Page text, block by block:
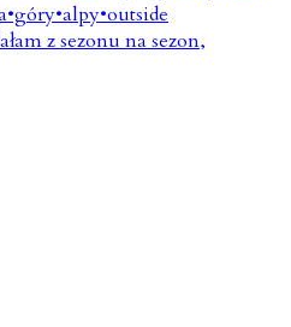
z sezonu na sezon,